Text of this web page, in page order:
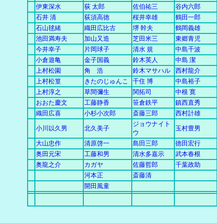
伊東深水
荻 太郎 佐伯祐三
谷内六郎
石井 清
荻須高徳 桜井幸雄
鶴田一郎
石山毬緒
織田広比古 堺 幹夫
鶴岡義雄
池田満寿夫
加山又造 芝田米三
東郷青児
今井幸子
片岡球子 清水 規
中島千波
小倉遊亀
金子国義 鈴木英人
中島 潔
上村松園
角 浩 鈴木マサハル
西村龍介
上村松篁
きたのじゅんこ 千住 博
中島裕子
上村淳之
草間彌生 関拓司
中根 寛
おおた慶文
工藤静香 笹倉鉄平
鎮西直秀
織田広喜
小杉小次郎 斎藤三郎 西村計雄
小川以久男 北久美子
ジョウナイト
ウ
玉村豊男
大山忠作 清原啓一 島田三郎
徳田宏行
奥田元宋
工藤和男 清水多嘉示
武本春根
奥龍之介
カガヤ 佐藤哲郎
千葉政助
河本正
斎藤清
開田風童